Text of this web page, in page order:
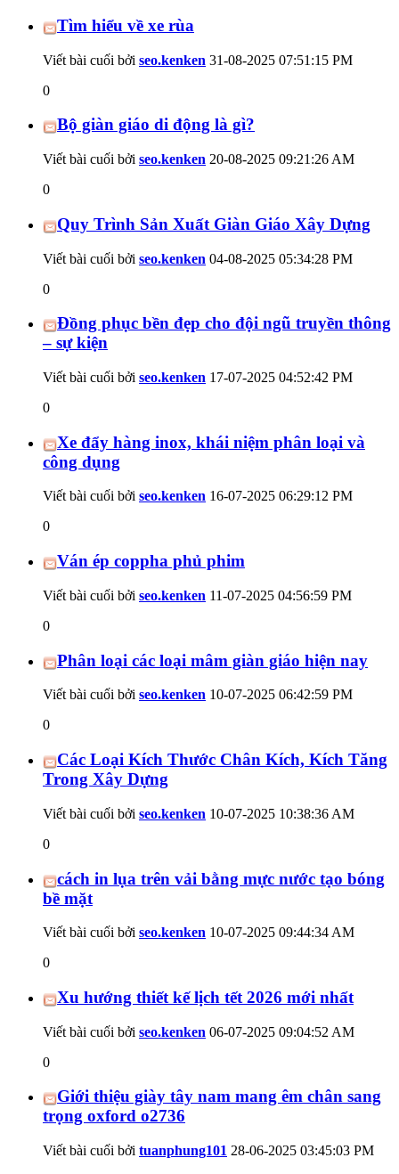
Tìm hiểu về xe rùa
Viết bài cuối bởi seo.kenken 31-08-2025 07:51:15 PM
0
Bộ giàn giáo di động là gì?
Viết bài cuối bởi seo.kenken 20-08-2025 09:21:26 AM
0
Quy Trình Sản Xuất Giàn Giáo Xây Dựng
Viết bài cuối bởi seo.kenken 04-08-2025 05:34:28 PM
0
Đồng phục bền đẹp cho đội ngũ truyền thông
– sự kiện
Viết bài cuối bởi seo.kenken 17-07-2025 04:52:42 PM
0
Xe đẩy hàng inox, khái niệm phân loại và
công dụng
Viết bài cuối bởi seo.kenken 16-07-2025 06:29:12 PM
0
Ván ép coppha phủ phim
Viết bài cuối bởi seo.kenken 11-07-2025 04:56:59 PM
0
Phân loại các loại mâm giàn giáo hiện nay
Viết bài cuối bởi seo.kenken 10-07-2025 06:42:59 PM
0
Các Loại Kích Thước Chân Kích, Kích Tăng
Trong Xây Dựng
Viết bài cuối bởi seo.kenken 10-07-2025 10:38:36 AM
0
cách in lụa trên vải bằng mực nước tạo bóng
bề mặt
Viết bài cuối bởi seo.kenken 10-07-2025 09:44:34 AM
0
Xu hướng thiết kế lịch tết 2026 mới nhất
Viết bài cuối bởi seo.kenken 06-07-2025 09:04:52 AM
0
Giới thiệu giày tây nam mang êm chân sang
trọng oxford o2736
Viết bài cuối bởi tuanphung101 28-06-2025 03:45:03 PM